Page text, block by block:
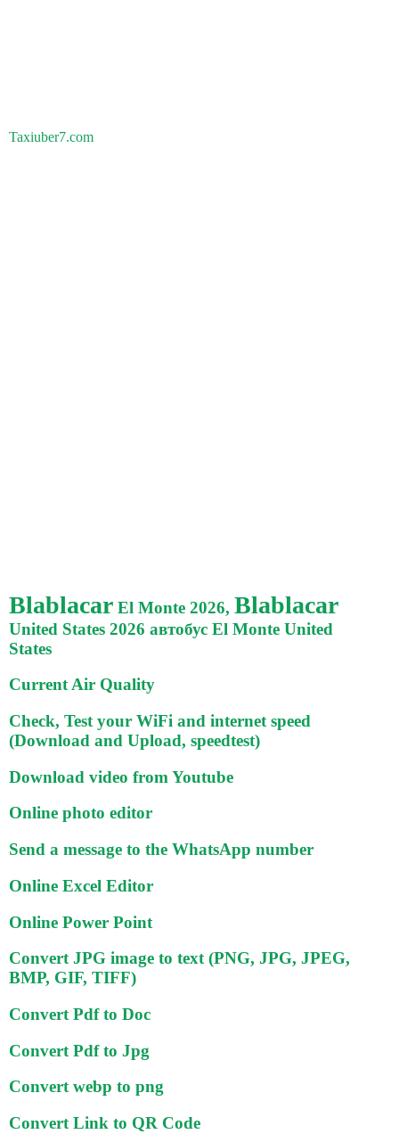
Taxiuber7.com
Blablacar El Monte 2026, Blablacar
United States 2026 автобус El Monte United
States
Current Air Quality
Check, Test your WiFi and internet speed
(Download and Upload, speedtest)
Download video from Youtube
Online photo editor
Send a message to the WhatsApp number
Online Excel Editor
Online Power Point
Convert JPG image to text (PNG, JPG, JPEG,
BMP, GIF, TIFF)
Convert Pdf to Doc
Convert Pdf to Jpg
Convert webp to png
Convert Link to QR Code